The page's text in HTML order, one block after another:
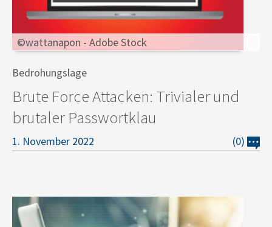
©wattanapon - Adobe Stock
Bedrohungslage
Brute Force Attacken: Trivialer und
brutaler Passwortklau
1. November 2022 (0)